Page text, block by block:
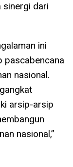
sinergi dari
ini
pascabencana
nasional.
arsip-arsip
nasional,”